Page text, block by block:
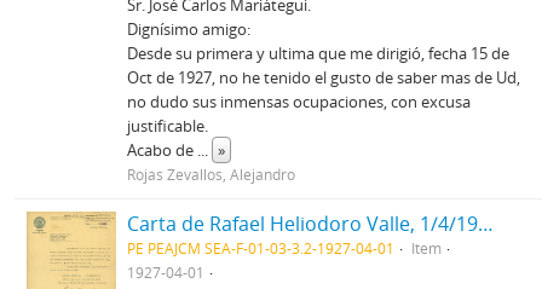
Sr. José Carlos Mariátegui.
Dignísimo amigo:
Desde su primera y ultima que me dirigió, fecha 15 de
Oct de 1927, no he tenido el gusto de saber mas de Ud,
no dudo sus inmensas ocupaciones, con excusa
justificable.
Acabo de ... »
Rojas Zevallos, Alejandro
Carta de Rafael Heliodoro Valle, 1/4/1927
PE PEAJCM SEA-F-01-03-3.2-1927-04-01
Item
1927-04-01